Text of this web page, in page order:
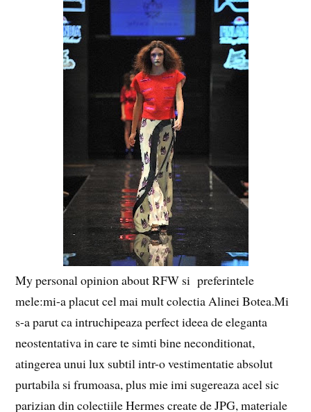
My personal opinion about RFW si preferintele
mele:mi-a placut cel mai mult colectia Alinei Botea.Mi
s-a parut ca intruchipeaza perfect ideea de eleganta
neostentativa in care te simti bine neconditionat,
atingerea unui lux subtil intr-o vestimentatie absolut
purtabila si frumoasa, plus mie imi sugereaza acel sic
parizian din colectiile Hermes create de JPG, materiale